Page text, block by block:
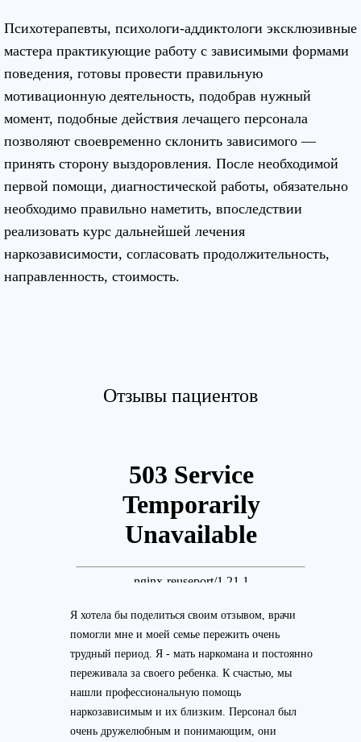
Психотерапевты, психологи-аддиктологи эксклюзивные
мастера практикующие работу с зависимыми формами
поведения, готовы провести правильную
мотивационную деятельность, подобрав нужный
момент, подобные действия лечащего персонала
позволяют своевременно склонить зависимого —
принять сторону выздоровления. После необходимой
первой помощи, диагностической работы, обязательно
необходимо правильно наметить, впоследствии
реализовать курс дальнейшей лечения
наркозависимости, согласовать продолжительность,
направленность, стоимость.
Отзывы пациентов
Я хотела бы поделиться своим отзывом, врачи
помогли мне и моей семье пережить очень
трудный период. Я - мать наркомана и постоянно
переживала за своего ребенка. К счастью, мы
нашли профессиональную помощь
наркозависимым и их близким. Персонал был
очень дружелюбным и понимающим, они